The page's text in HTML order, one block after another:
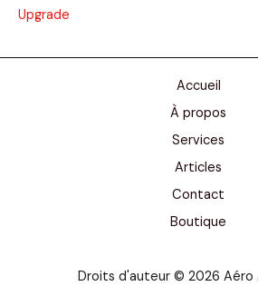
Upgrade
Accueil
À propos
Services
Articles
Contact
Boutique
Droits d'auteur © 2026 Aéro